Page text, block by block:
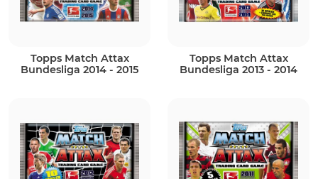
Topps Match Attax
Bundesliga 2014 - 2015
Topps Match Attax
Bundesliga 2013 - 2014